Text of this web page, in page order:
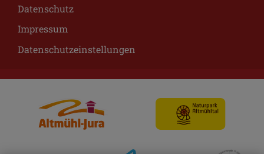
Datenschutz
Impressum
Datenschutzeinstellungen